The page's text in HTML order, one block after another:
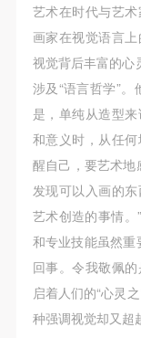
艺术在时代与艺
画家在视觉语言
视觉背后丰富的心
涉及“语言哲学”
是，单纯从造型
和意义时，从任
醒自己，要艺术地
发现可以入画的
艺术创造的事情。
和专业技能虽然重
回事。令我敬佩
启着人们的“心灵
种强调视觉却又超
衍生品的安全。
地、空间、艺术
破坏。活动中任
应的责任与损失
文、组织规定进
任和经济责任。
第六条
参与活动者在参
动导师、教师指
及到的绘画工具
与者因个人原因
套设备、设施造
具、材料、设备
衍生品的安全。
地、空间、艺术
破坏。活动中任
应的责任与损失
文、组织规定进
任和经济责任。
第六条
参与活动者在参
动导师、教师指
及到的绘画工具
与者因个人原因
套设备、设施造
具、材料、设备
衍生品的安全。
地、空间、艺术
破坏。活动中任
应的责任与损失
文、组织规定进
任和经济责任。
第六条
参与活动者在参
动导师、教师指
及到的绘画工具
与者因个人原因
套设备、设施造
具、材料、设备